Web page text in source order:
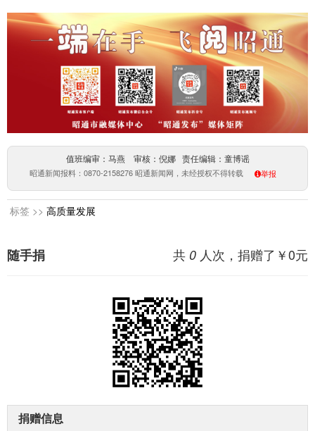
值班编审：马燕 审核：倪娜 责任编辑：童博谣
昭通新闻报料：0870-2158276 昭通新闻网，未经授权不得转载 举报
标签 >> 高质量发展
共 0 人次，捐赠了￥0元
随手捐
捐赠信息